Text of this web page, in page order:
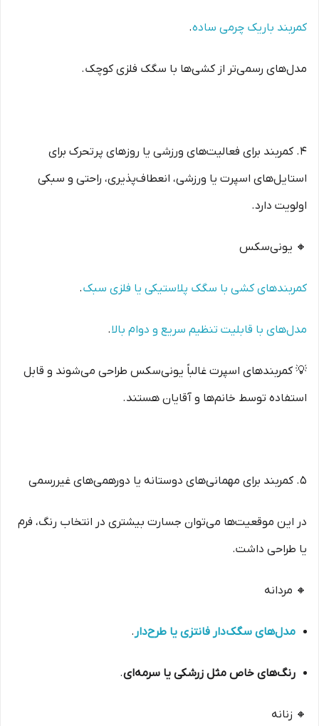
کمربند باریک چرمی ساده.
مدل‌های رسمی‌تر از کشی‌ها با سگک فلزی کوچک.
۴. کمربند برای فعالیت‌های ورزشی یا روزهای پرتحرک برای
استایل‌های اسپرت یا ورزشی، انعطاف‌پذیری، راحتی و سبکی
اولویت دارد.
🔸 یونی‌سکس
کمربندهای کشی با سگک پلاستیکی یا فلزی سبک.
مدل‌های با قابلیت تنظیم سریع و دوام بالا.
💡 کمربندهای اسپرت غالباً یونی‌سکس طراحی می‌شوند و قابل
استفاده توسط خانم‌ها و آقایان هستند.
۵. کمربند برای مهمانی‌های دوستانه یا دورهمی‌های غیررسمی
در این موقعیت‌ها می‌توان جسارت بیشتری در انتخاب رنگ، فرم
یا طراحی داشت.
🔸 مردانه
مدل‌های سگک‌دار فانتزی یا طرح‌دار .
رنگ‌های خاص مثل زرشکی یا سرمه‌ای.
🔸 زنانه